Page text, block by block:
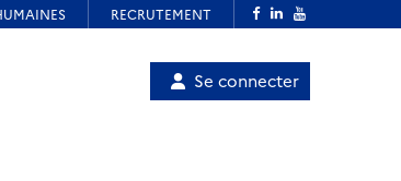
Menu Se connecter